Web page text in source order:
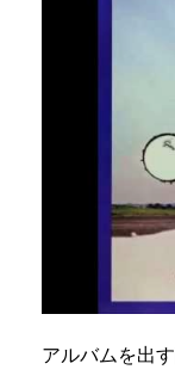
アルバムを出